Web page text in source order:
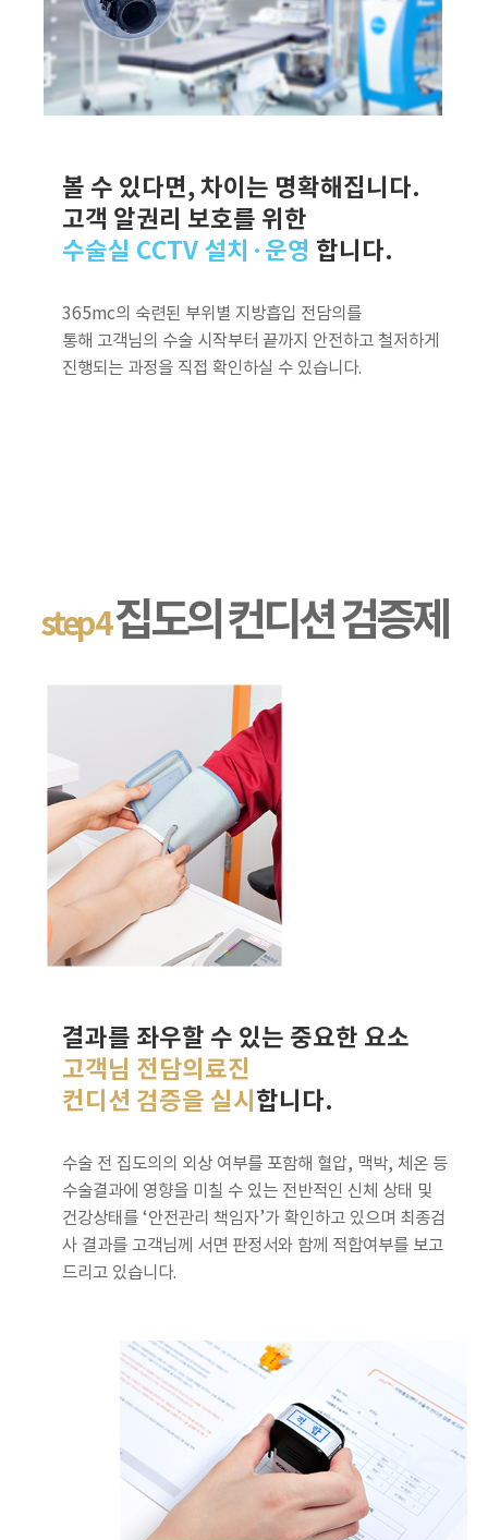
볼 수 있다면, 차이는 명확해집니다.
고객 알권리 보호를 위한
수술실 CCTV 설치·운영 합니다.
365mc의 숙련된 부위별 지방흡입 전담의를
통해 고객님의 수술 시작부터 끝까지 안전하고 철저하게
진행되는 과정을 직접 확인하실 수 있습니다.
step 4집도의 컨디션 검증제
결과를 좌우할 수 있는 중요한 요소
고객님 전담의료진
컨디션 검증을 실시합니다.
수술 전 집도의의 외상 여부를 포함해 혈압, 맥박, 체온 등
수술결과에 영향을 미칠 수 있는 전반적인 신체 상태 및
건강상태를 ‘안전관리 책임자’가 확인하고 있으며 최종검
사 결과를 고객님께 서면 판정서와 함께 적합여부를 보고
드리고 있습니다.